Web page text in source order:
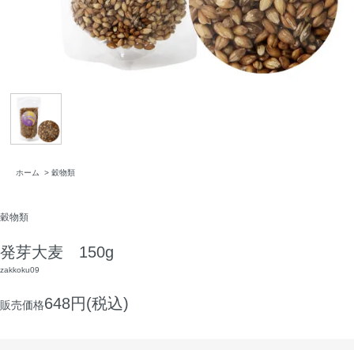
ホーム > 穀物類
穀物類
発芽大麦 150g
zakkoku09
販売価格648円(税込)